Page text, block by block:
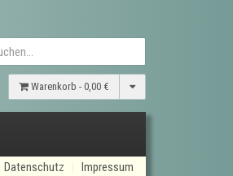
Warenkorb - 0,00 €
Datenschutz Impressum